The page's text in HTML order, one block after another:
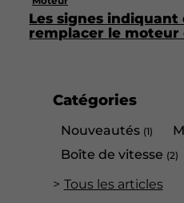
Catégories
Nouveautés (1)
Boîte de vitesse (2)
Tous les articles
Les signes indiquant
remplacer le moteur